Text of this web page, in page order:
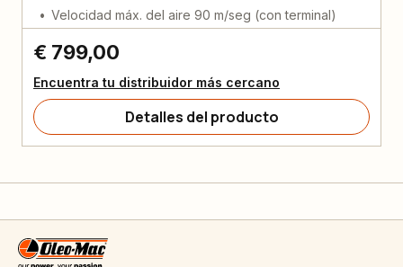
Velocidad máx. del aire 90 m/seg (con terminal)
€ 799,00
Encuentra tu distribuidor más cercano
Detalles del producto